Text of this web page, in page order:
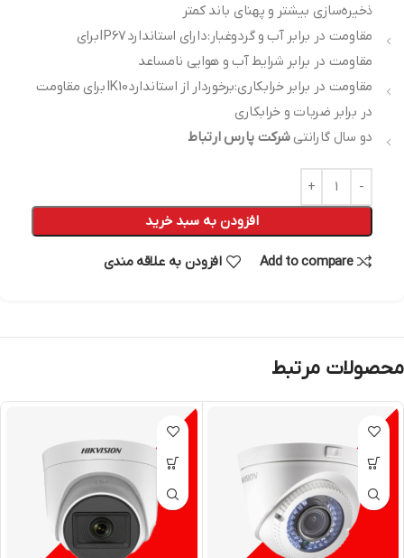
ذخیره‌سازی بیشتر و پهنای باند کمتر
مقاومت در برابر آب و گردوغبار: دارای استاندارد IP67 برای
مقاومت در برابر شرایط آب و هوایی نامساعد
مقاومت در برابر خرابکاری: برخوردار از استاندارد IK10 برای مقاومت
در برابر ضربات و خرابکاری
دو سال گارانتی شرکت پارس ارتباط
افزودن به سبد خرید
Add to compare افزودن به علاقه مندی
محصولات مرتبط